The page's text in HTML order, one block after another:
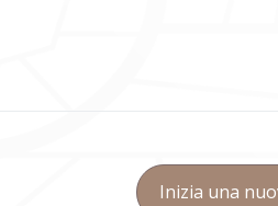
Inizia una